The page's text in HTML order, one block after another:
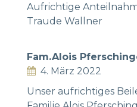
Aufrichtige
Traude Wallner
Fam.Alois
4. März 2022
Unser aufrichtiges